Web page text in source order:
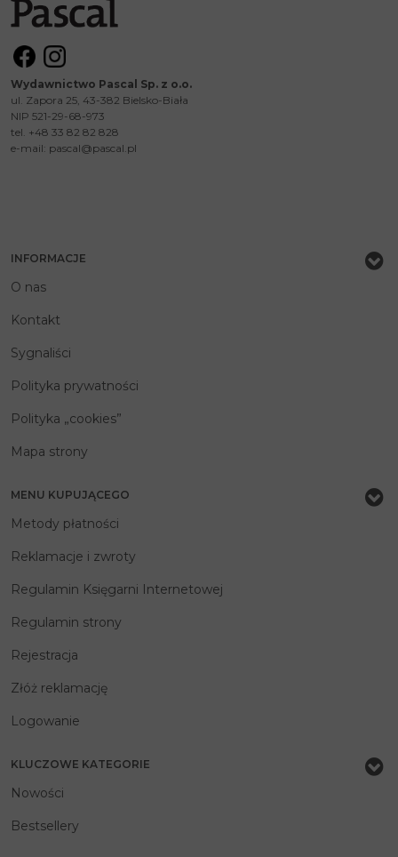
Wydawnictwo Pascal Sp. z o.o.
ul. Zapora 25, 43-382 Bielsko-Biała
NIP 521-29-68-973
tel. +48 33 82 82 828
e-mail: pascal@pascal.pl
INFORMACJE
O nas
Kontakt
Sygnaliści
Polityka prywatności
Polityka „cookies”
Mapa strony
MENU KUPUJĄCEGO
Metody płatności
Reklamacje i zwroty
Regulamin Księgarni Internetowej
Regulamin strony
Rejestracja
Złóż reklamację
Logowanie
KLUCZOWE KATEGORIE
Nowości
Bestsellery